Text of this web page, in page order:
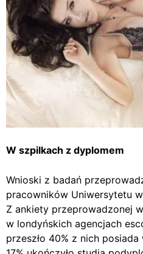
W szpilkach z dyplomem
Wnioski z badań
pracowników Uniwersytetu
Z ankiety przeprowadzonej
w londyńskich agencjach
przeszło 40% z nich